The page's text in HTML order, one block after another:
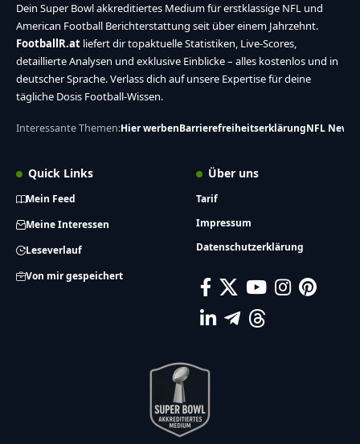
Dein Super Bowl akkreditiertes Medium für erstklassige NFL und
American Football Berichterstattung seit über einem Jahrzehnt.
FootballR.at liefert dir topaktuelle Statistiken, Live-Scores,
detaillierte Analysen und exklusive Einblicke – alles kostenlos und in
deutscher Sprache. Verlass dich auf unsere Expertise für deine
tägliche Dosis Football-Wissen.
Interessante Themen:Hier werbenBarrierefreiheitserklärungNFL News
Quick Links
Mein Feed
Meine Interessen
Leseverlauf
Von mir gespeichert
Über uns
Tarif
Impressum
Datenschutzerklärung